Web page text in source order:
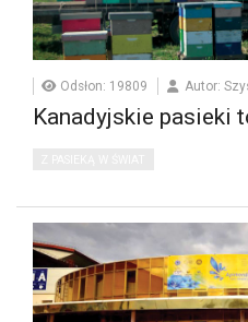
Odsłon: 19809 Autor:
Kanadyjskie pasieki